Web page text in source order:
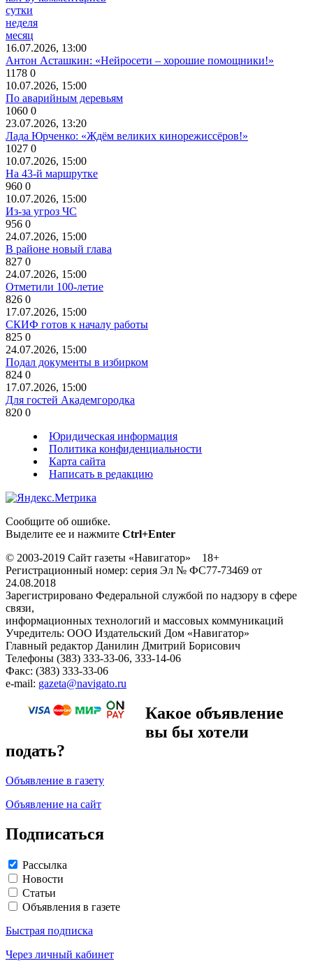
сутки
неделя
месяц
16.07.2026, 13:00
Антон Асташкин: «Нейросети – хорошие помощники!»
1178 0
10.07.2026, 15:00
По аварийным деревьям
1060 0
23.07.2026, 13:20
Лада Юрченко: «Ждём великих кинорежиссёров!»
1027 0
10.07.2026, 15:00
На 43-й маршрутке
960 0
10.07.2026, 15:00
Из-за угроз ЧС
956 0
24.07.2026, 15:00
В районе новый глава
827 0
24.07.2026, 15:00
Отметили 100-летие
826 0
17.07.2026, 15:00
СКИФ готов к началу работы
825 0
24.07.2026, 15:00
Подал документы в избирком
824 0
17.07.2026, 15:00
Для гостей Академгородка
820 0
Юридическая информация
Политика конфиденциальности
Карта сайта
Написать в редакцию
Сообщите об ошибке.
Выделите ее и нажмите Ctrl+Enter
© 2003-2019 Сайт газеты «Навигатор» 18+
Регистрационный номер: серия Эл № ФС77-73469 от
24.08.2018
Зарегистрировано Федеральной службой по надзору в сфере
связи,
информационных технологий и массовых коммуникаций
Учредитель: ООО Издательский Дом «Навигатор»
Главный редактор Данилин Дмитрий Борисович
Телефоны (383) 333-33-06, 333-14-06
Факс: (383) 333-33-06
e-mail: gazeta@navigato.ru
Какое объявление
вы бы хотели
подать?
Объявление в газету
Объявление на сайт
Подписаться
Рассылка
Новости
Статьи
Объявления в газете
Быстрая подписка
Через личный кабинет